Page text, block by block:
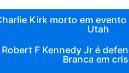
Kirk morto em
Utah
Robert F Kennedy Jr é
Branca em